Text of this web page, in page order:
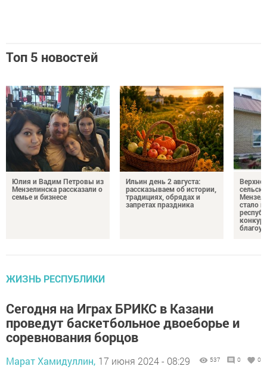
Топ 5 новостей
Юлия и Вадим Петровы из
Мензелинска рассказали о
семье и бизнесе
Ильин день 2 августа:
рассказываем об истории,
традициях, обрядах и
запретах праздника
стало
ЖИЗНЬ РЕСПУБЛИКИ
Сегодня на Играх БРИКС в Казани
проведут баскетбольное двоеборье и
соревнования борцов
Марат Хамидуллин, 17 июня 2024 - 08:29 537 0 0